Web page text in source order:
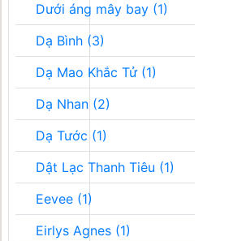
Dưới áng mây bay (1)
Dạ Bình (3)
Dạ Mao Khắc Tử (1)
Dạ Nhan (2)
Dạ Tước (1)
Dật Lạc Thanh Tiêu (1)
Eevee (1)
Eirlys Agnes (1)